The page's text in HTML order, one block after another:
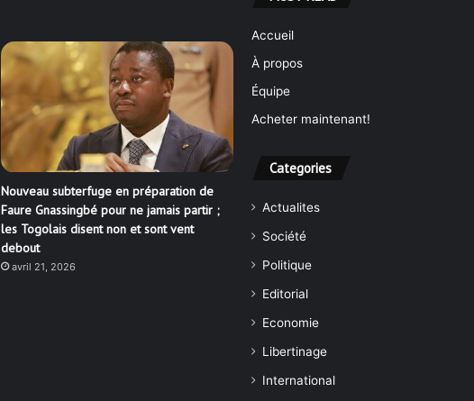
Nouveau subterfuge en préparation de
Faure Gnassingbé pour ne jamais partir ;
les Togolais disent non et sont vent
debout
avril 21, 2026
Accueil
À propos
Équipe
Acheter maintenant!
Categories
Actualites
Société
Politique
Editorial
Economie
Libertinage
International